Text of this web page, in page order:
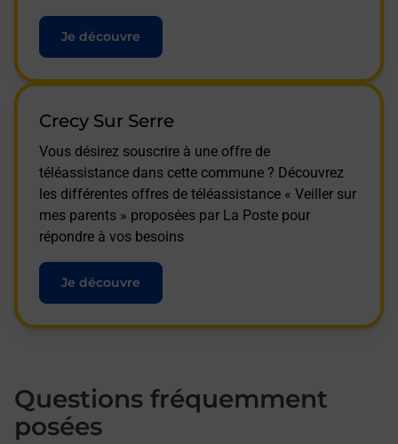
Je découvre
Crecy Sur Serre
Vous désirez souscrire à une offre de
téléassistance dans cette commune ? Découvrez
les différentes offres de téléassistance « Veiller sur
mes parents » proposées par La Poste pour
répondre à vos besoins
Je découvre
Questions fréquemment
posées